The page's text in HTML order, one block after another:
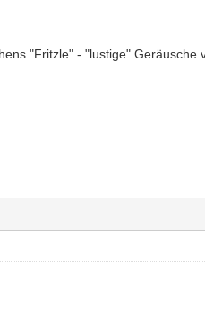
"Fritzle" - "lustige" Geräusche